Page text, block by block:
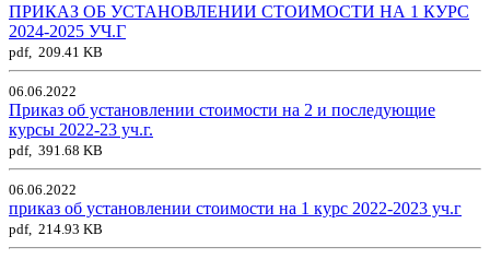
ПРИКАЗ ОБ УСТАНОВЛЕНИИ СТОИМОСТИ НА 1 КУРС
2024-2025 УЧ.Г
pdf, 209.41 KB
06.06.2022
Приказ об установлении стоимости на 2 и последующие
курсы 2022-23 уч.г.
pdf, 391.68 KB
06.06.2022
приказ об установлении стоимости на 1 курс 2022-2023 уч.г
pdf, 214.93 KB